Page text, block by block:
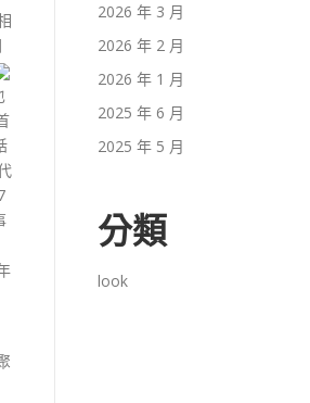
2026 年 3 月
2026 年 2 月
2026 年 1 月
2025 年 6 月
2025 年 5 月
分類
look